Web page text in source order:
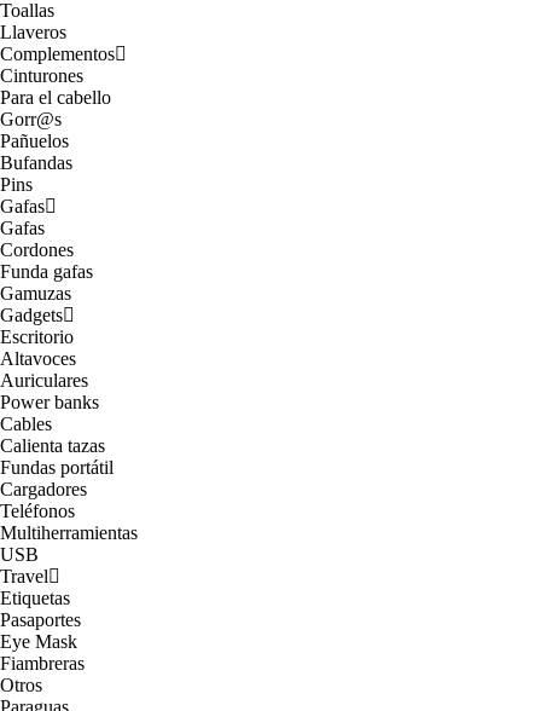
Toallas
Llaveros
Complementos
Cinturones
Para el cabello
Gorr@s
Pañuelos
Bufandas
Pins
Gafas
Gafas
Cordones
Funda gafas
Gamuzas
Gadgets
Escritorio
Altavoces
Auriculares
Power banks
Cables
Calienta tazas
Fundas portátil
Cargadores
Teléfonos
Multiherramientas
USB
Travel
Etiquetas
Pasaportes
Eye Mask
Fiambreras
Otros